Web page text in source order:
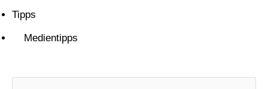
Tipps
Medientipps